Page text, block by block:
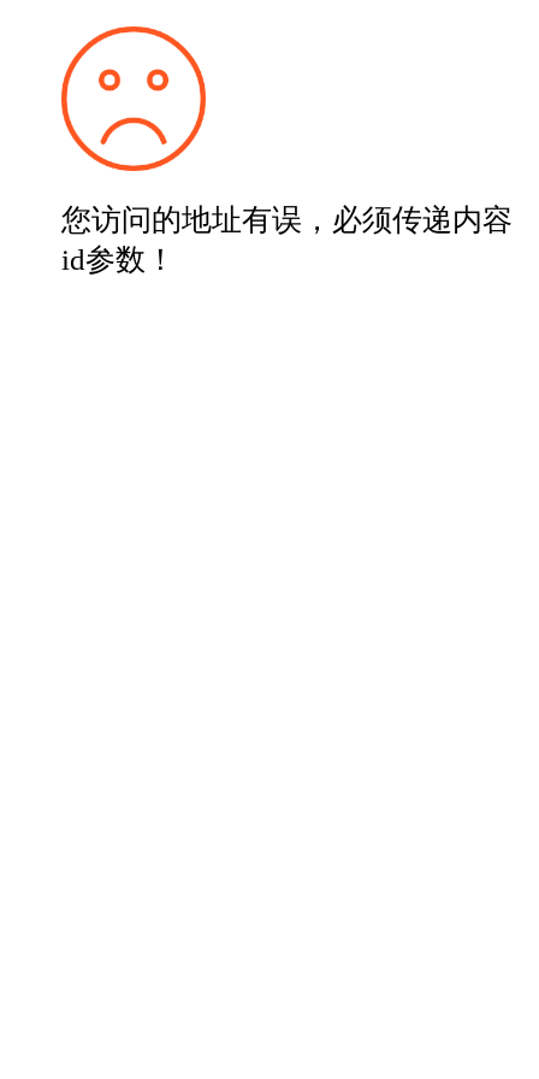
您访问的地址有误，必须传递内容
id参数！